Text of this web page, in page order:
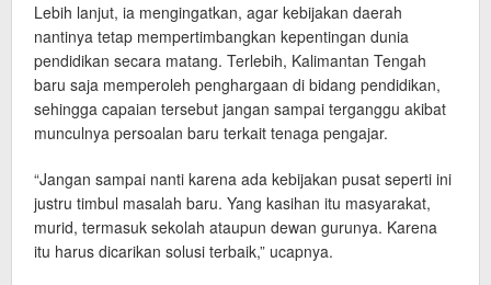
Lebih lanjut, ia mengingatkan, agar kebijakan daerah
nantinya tetap mempertimbangkan kepentingan dunia
pendidikan secara matang. Terlebih, Kalimantan Tengah
baru saja memperoleh penghargaan di bidang pendidikan,
sehingga capaian tersebut jangan sampai terganggu akibat
munculnya persoalan baru terkait tenaga pengajar.
“Jangan sampai nanti karena ada kebijakan pusat seperti ini
justru timbul masalah baru. Yang kasihan itu masyarakat,
murid, termasuk sekolah ataupun dewan gurunya. Karena
itu harus dicarikan solusi terbaik,” ucapnya.